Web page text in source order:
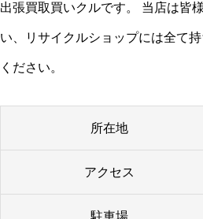
出張買取買いクルです。 当店は皆
い、リサイクルショップには全て
ください。
所在地
アクセス
駐車場